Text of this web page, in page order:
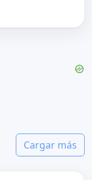
Cargar más